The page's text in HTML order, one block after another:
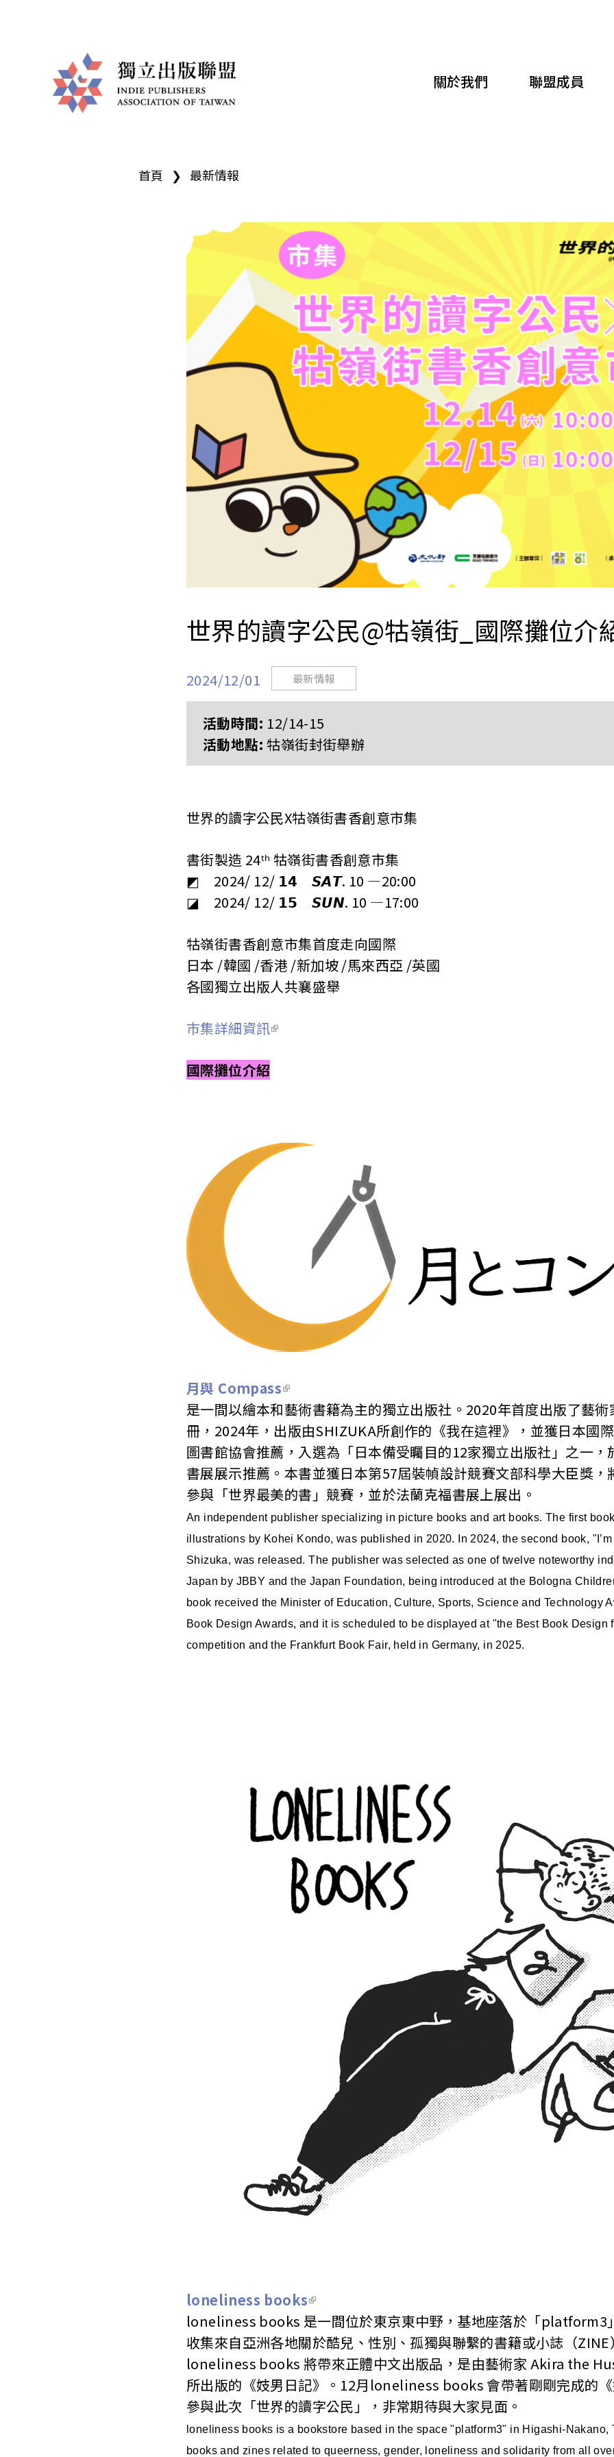
關於我們 聯盟成員
首頁 ❯ 最新情報
世界的讀字公民@牯嶺街_國際攤位介
2024/12/01 最新情報
活動時間: 12/14-15
活動地點:牯嶺街封街舉辦
世界的讀字公民X牯嶺街書香創意市集
書街製造 24ᵗʰ 牯嶺街書香創意市集
◩ 2024/ 12/ 𝟭𝟰 𝙎𝘼𝙏. 10 —20:00
◪ 2024/ 12/ 𝟭𝟱 𝙎𝙐𝙉. 10 —17:00
牯嶺街書香創意市集首度走向國際
日本 /韓國 /香港 /新加坡 /馬來西亞 /英國
各國獨立出版人共襄盛舉
市集詳細資訊
國際攤位介紹
月與 Compass
是一間以繪本和藝術書籍為主的獨立出版社。2020年首度出版了藝
冊，2024年，出版由SHIZUKA所創作的《我在這裡》，並獲日本國
圖書館協會推薦，入選為「日本備受矚目的12家獨立出版社」之一
書展展示推薦。本書並獲日本第57屆裝幀設計競賽文部科學大臣獎，
參與「世界最美的書」競賽，並於法蘭克福書展上展出。
An independent publisher specializing in picture books and art books. The first
illustrations by Kohei Kondo, was published in 2020. In 2024, the second book,
Shizuka, was released. The publisher was selected as one of twelve noteworthy
Japan by JBBY and the Japan Foundation, being introduced at the Bologna
book received the Minister of Education, Culture, Sports, Science and Technology
Book Design Awards, and it is scheduled to be displayed at "the Best Book Design
competition and the Frankfurt Book Fair, held in Germany, in 2025.
loneliness books
loneliness books 是一間位於東京東中野，基地座落於「platform3
收集來自亞洲各地關於酷兒、性別、孤獨與聯繫的書籍或小誌（
loneliness books 將帶來正體中文出版品，是由藝術家 Akira the
所出版的《妓男日記》。12月loneliness books 會帶著剛剛完成的
參與此次「世界的讀字公民」，非常期待與大家見面。
loneliness books is a bookstore based in the space "platform3" in Higashi-Nakano,
books and zines related to queerness, gender, loneliness and solidarity from all